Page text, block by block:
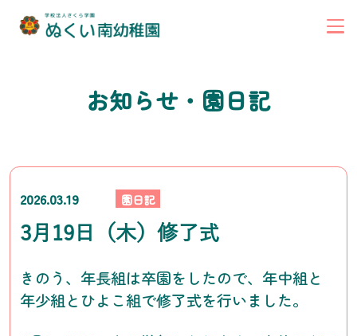
お知らせ・園日記
2026.03.19 園日記
3月19日（木）修了式
きのう、年長組は卒園をしたので、年中組と
年少組とひよこ組で修了式を行いました。